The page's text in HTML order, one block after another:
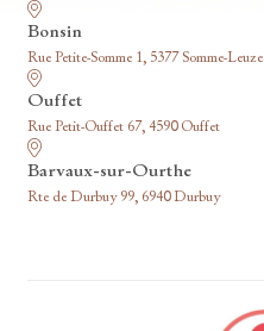
Bonsin
Rue Petite-Somme 1, 5377 Somme-Leuze
Ouffet
Rue Petit-Ouffet 67, 4590 Ouffet
Barvaux-sur-Ourthe
Rte de Durbuy 99, 6940 Durbuy